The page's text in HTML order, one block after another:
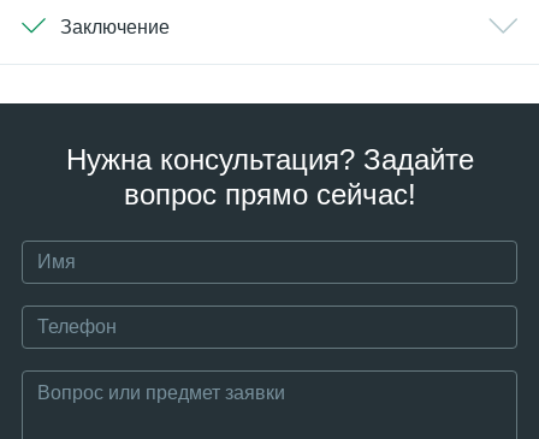
Заключение
Нужна консультация? Задайте
вопрос прямо сейчас!